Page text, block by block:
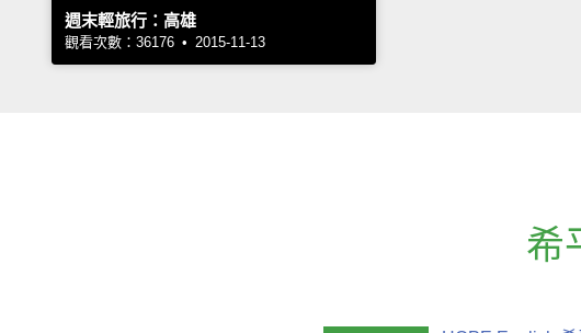
週末輕旅行：高雄
觀看次數：36176 • 2015-11-13
希